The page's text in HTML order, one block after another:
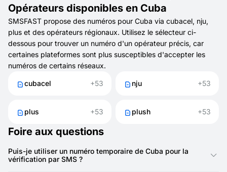
Opérateurs disponibles en Cuba
SMSFAST propose des numéros pour Cuba via cubacel, nju,
plus et des opérateurs régionaux. Utilisez le sélecteur ci-
dessous pour trouver un numéro d'un opérateur précis, car
certaines plateformes sont plus susceptibles d'accepter les
numéros de certains réseaux.
cubacel +53 nju +53
plus +53 plush +53
Foire aux questions
Puis-je utiliser un numéro temporaire de Cuba pour la
vérification par SMS ?